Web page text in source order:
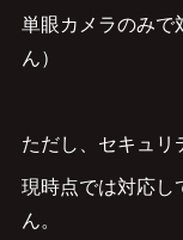
単眼カメラのみで
ん）
ただし、セキュリ
現時点では対応し
ん。